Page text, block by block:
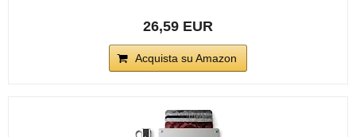
26,59 EUR
Acquista su Amazon